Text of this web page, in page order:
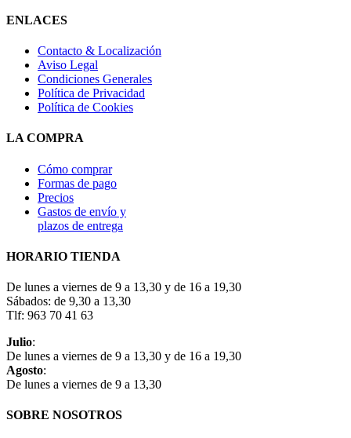
ENLACES
Contacto & Localización
Aviso Legal
Condiciones Generales
Política de Privacidad
Política de Cookies
LA COMPRA
Cómo comprar
Formas de pago
Precios
Gastos de envío y
plazos de entrega
HORARIO TIENDA
De lunes a viernes de 9 a 13,30 y de 16 a 19,30
Sábados: de 9,30 a 13,30
Tlf: 963 70 41 63
Julio:
De lunes a viernes de 9 a 13,30 y de 16 a 19,30
Agosto:
De lunes a viernes de 9 a 13,30
SOBRE NOSOTROS